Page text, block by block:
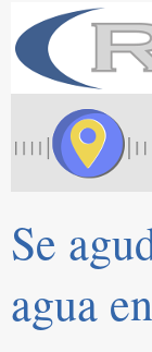
Se
agua